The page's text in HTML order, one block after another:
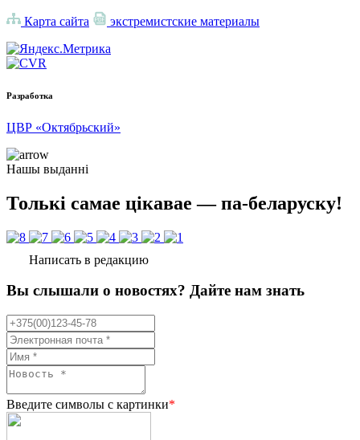
Карта сайта экстремистские материалы
Разработка
ЦВР «Октябрьский»
Нашы выданні
Толькі самае цікавае — па-беларуску!
Написать в редакцию
Вы слышали о новостях? Дайте нам знать
Введите символы с картинки*